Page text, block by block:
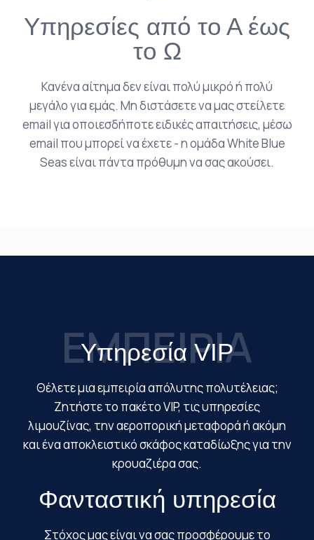
Υπηρεσίες από το Α έως
το Ω
Κανένα αίτημα δεν είναι πολύ μικρό ή πολύ
μεγάλο για εμάς. Μη διστάσετε να μας στείλετε
email για οποιεσδήποτε ειδικές απαιτήσεις, μέσω
email που μπορεί να έχετε - η ομάδα White Blue
Seas είναι πάντα πρόθυμη να σας ακούσει.
ΕΜΠΕΙΡΙΑ
Υπηρεσία VIP
Θέλετε μια εμπειρία απόλυτης πολυτέλειας;
Ζητήστε το πακέτο VIP, τις υπηρεσίες
λιμουζίνας, την αεροπορική μεταφορά ή ακόμη
και ένα αποκλειστικό σκάφος καταδίωξης για την
κρουαζιέρα σας.
Φανταστική υπηρεσία
Στόχος μας είναι να σας προσφέρουμε το